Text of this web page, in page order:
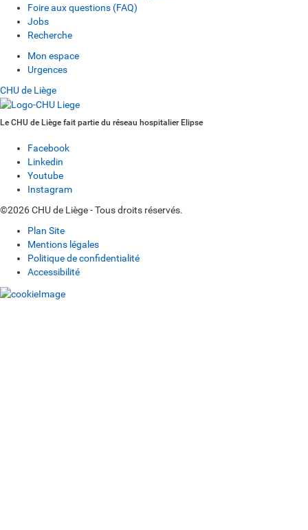
Foire aux questions (FAQ)
Jobs
Recherche
Mon espace
Urgences
CHU de Liège
Le CHU de Liège fait partie du réseau hospitalier Elipse
Facebook
Linkedin
Youtube
Instagram
©2026 CHU de Liège - Tous droits réservés.
Plan Site
Mentions légales
Politique de confidentialité
Accessibilité